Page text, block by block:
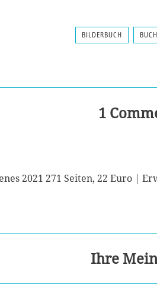
BILDERBUCH BUCH
1
2021 271 Seiten, 22 Euro |
Ihre